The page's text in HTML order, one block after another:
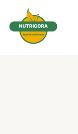
contenu